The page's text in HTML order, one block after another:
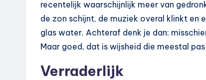
recentelijk waarschijnlijk meer van
de zon schijnt, de muziek overal klinkt en
glas water. Achteraf denk je dan:
Maar goed, dat is wijsheid die meestal
Verraderlijk